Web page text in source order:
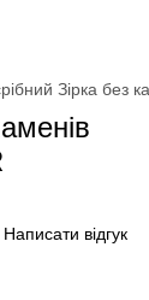
Зірка без
Написати відгук